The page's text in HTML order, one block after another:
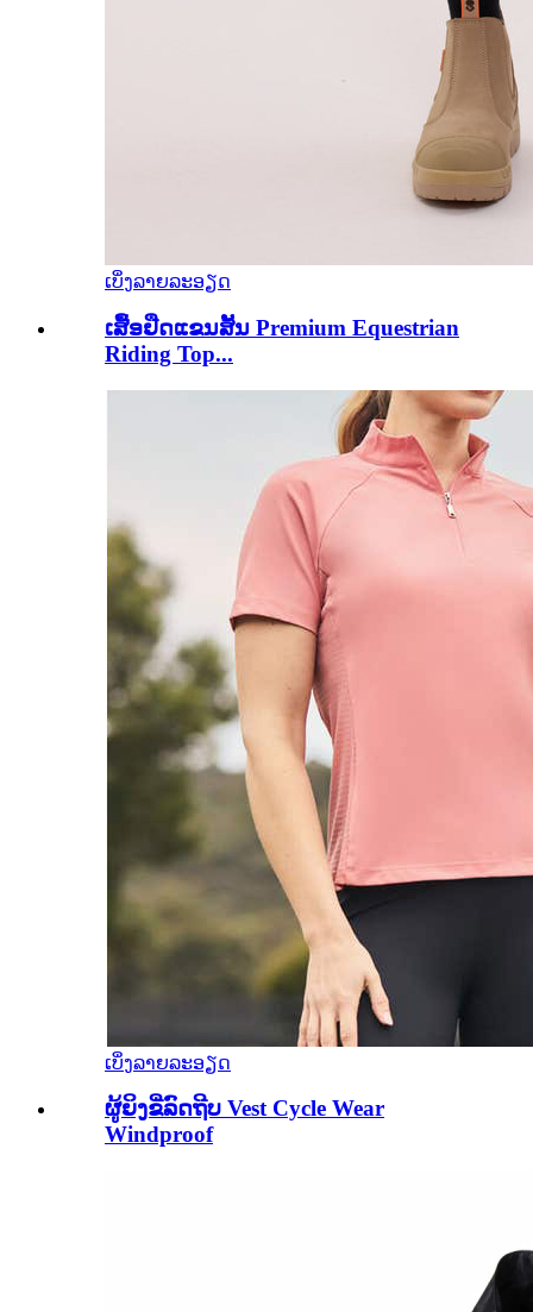
ເບິ່ງລາຍລະອຽດ
ເສື້ອຢືດແຂນສັ້ນ Premium Equestrian
Riding Top...
ເບິ່ງລາຍລະອຽດ
ຜູ້ຍິງຂີ່ລົດຖີບ Vest Cycle Wear
Windproof